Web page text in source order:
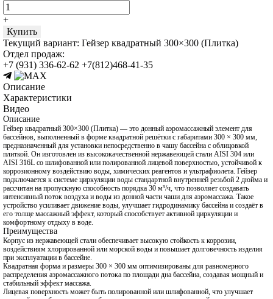
+
Купить
Текущий вариант: Гейзер квадратный 300×300 (Плитка)
Отдел продаж:
+7 (931) 336-62-62 +7(812)468-41-35
Описание
Характеристики
Видео
Описание
Гейзер квадратный 300×300 (Плитка) — это донный аэромассажный элемент для
бассейнов, выполненный в форме квадратной решётки с габаритами 300 × 300 мм,
предназначенный для установки непосредственно в чашу бассейна с облицовкой
плиткой. Он изготовлен из высококачественной нержавеющей стали AISI 304 или
AISI 316L со шлифованной или полированной лицевой поверхностью, устойчивой к
коррозионному воздействию воды, химических реагентов и ультрафиолета. Гейзер
подключается к системе циркуляции воды стандартной внутренней резьбой 2 дюйма и
рассчитан на пропускную способность порядка 30 м³/ч, что позволяет создавать
интенсивный поток воздуха и воды из донной части чаши для аэромассажа. Такое
устройство усиливает движение воды, улучшает гидродинамику бассейна и создаёт в
его толще массажный эффект, который способствует активной циркуляции и
комфортному отдыху в воде.
Преимущества
Корпус из нержавеющей стали обеспечивает высокую стойкость к коррозии,
воздействиям хлорированной или морской воды и повышает долговечность изделия
при эксплуатации в бассейне.
Квадратная форма и размеры 300 × 300 мм оптимизированы для равномерного
распределения аэромассажного потока по площади дна бассейна, создавая мощный и
стабильный эффект массажа.
Лицевая поверхность может быть полированной или шлифованной, что улучшает